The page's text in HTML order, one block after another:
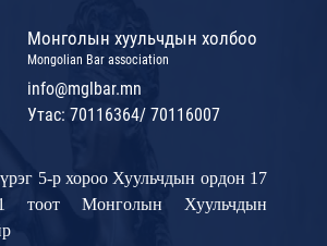
Монголын хуульчдын холбоо
Mongolian Bar association
info@mglbar.mn
Утас: 70116364/ 70116007
5-р хороо Хуульчдын ордон 17
тоот Монголын Хуульчдын